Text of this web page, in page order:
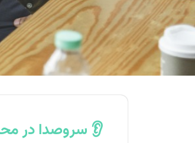
👂 سروصدا در